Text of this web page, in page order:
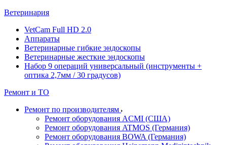
Ветеринария
VetCam Full HD 2.0
Аппараты
Ветеринарные гибкие эндоскопы
Ветеринарные жесткие эндоскопы
Набор 9 операций универсальный (инструменты +
оптика 2,7мм / 30 градусов)
Ремонт и ТО
Ремонт по производителям
Ремонт оборудования ACMI (США)
Ремонт оборудования ATMOS (Германия)
Ремонт оборудования BOWA (Германия)